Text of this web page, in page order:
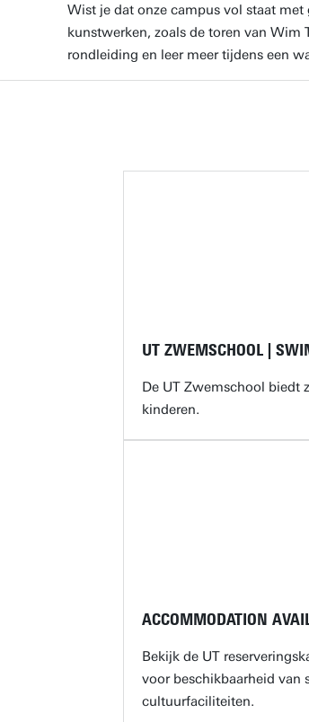
Wist je dat onze campus vol staat
kunstwerken, zoals de toren van Wim
rondleiding en leer meer tijdens een
UT ZWEMSCHOOL |
De UT Zwemschool biedt
kinderen.
ACCOMMODATION
Bekijk de UT
voor beschikbaarheid van
cultuurfaciliteiten.